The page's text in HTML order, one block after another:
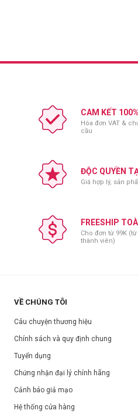
CAM KẾT 100%
Hóa đơn VAT &
cầu
ĐỘC QUYỀN
Giá hợp lý, sản
FREESHIP
Cho đơn từ 99K
thành viên)
VỀ CHÚNG TÔI
Câu chuyện thương hiệu
Chính sách và quy định chung
Tuyển dụng
Chứng nhận đại lý chính hãng
Cảnh báo giả mạo
Hệ thống cửa hàng